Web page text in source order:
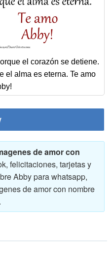
el corazón se detiene.
el alma es eterna. Te amo
de amor con
felicitaciones, tarjetas y
Abby para whatsapp,
de amor con nombre